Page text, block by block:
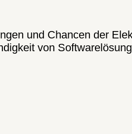
und Chancen der
von